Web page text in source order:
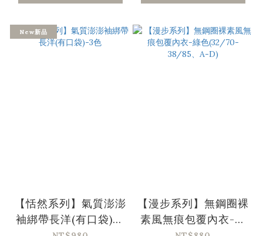
New新品
【恬然系列】氣質澎澎
袖綁帶長洋(有口袋)-3
【漫步系列】無鋼圈裸
素風無痕包覆內衣-綠